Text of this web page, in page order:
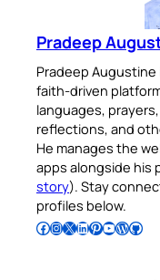
Pradeep
Pradeep Augustine
faith-driven
languages,
reflections, and
He manages the
apps alongside his
story). Stay
profiles below.
Follow Pradeep on Facebook Follow Pradeep on InstagramFollow Pradeep on X Follow Pradeep on LinkedIn Follow Pradeep on Pinterest Subscribe to Pradeep’s Youtube Channel Follow Pradeep on WordPress Follow Pradeep on GitHub